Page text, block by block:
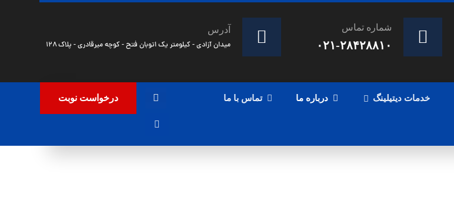
آدرس
میدان آزادی - کیلومتر یک اتوبان فتح - کوچه میرقادری - پلاک ۱۲۸
شماره تماس
۰۲۱-۲۸۴۲۸۸۱۰
خدمات دیتیلینگ درباره ما تماس با ما درخواست نوبت